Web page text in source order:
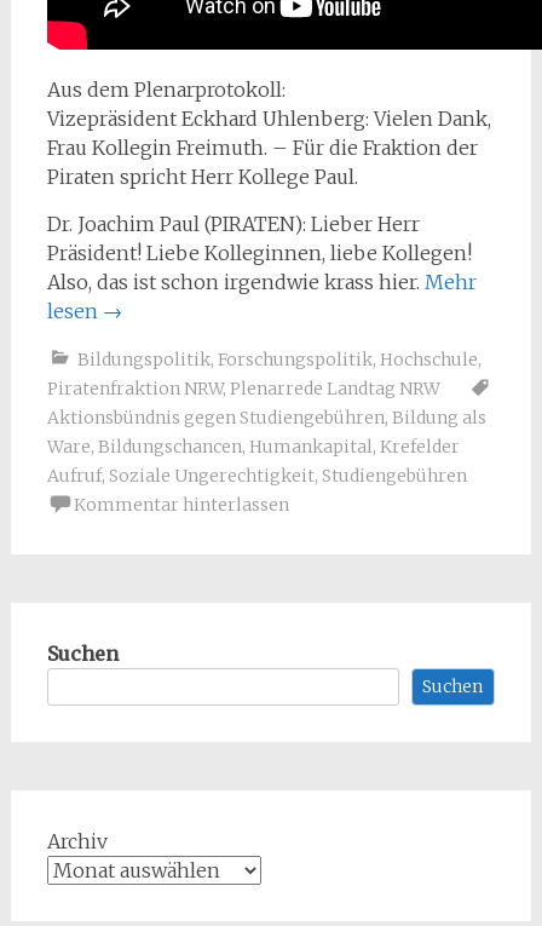
Aus dem Plenarprotokoll:
Vizepräsident Eckhard Uhlenberg: Vielen Dank,
Frau Kollegin Freimuth. – Für die Fraktion der
Piraten spricht Herr Kollege Paul.
Dr. Joachim Paul (PIRATEN): Lieber Herr
Präsident! Liebe Kolleginnen, liebe Kollegen!
Also, das ist schon irgendwie krass hier. Mehr
lesen →
Bildungspolitik, Forschungspolitik, Hochschule,
Piratenfraktion NRW, Plenarrede Landtag NRW
Aktionsbündnis gegen Studiengebühren, Bildung als
Ware, Bildungschancen, Humankapital, Krefelder
Aufruf, Soziale Ungerechtigkeit, Studiengebühren
Kommentar hinterlassen
Suchen
Suchen
Archiv